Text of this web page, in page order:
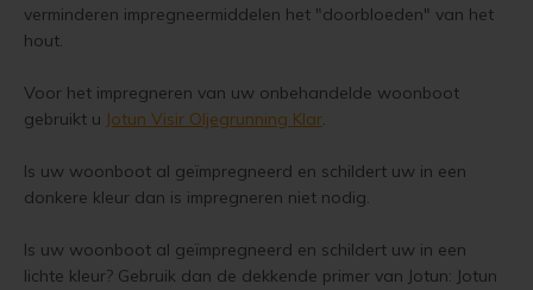
Grenen beitsen
Lariks Hout Behandelen
Lariks hout beitsen
Betonvloer met Oxan Olie opnieuw behandelen
Houten vloer wit verven
Trap wit verven
Houten vloer grijs verven
verminderen impregneermiddelen het "doorbloeden" van het
hout.
Voor het impregneren van uw onbehandelde woonboot
gebruikt u Jotun Visir Oljegrunning Klar.
Is uw woonboot al geïmpregneerd en schildert uw in een
donkere kleur dan is impregneren niet nodig.
Is uw woonboot al geïmpregneerd en schildert uw in een
lichte kleur? Gebruik dan de dekkende primer van Jotun: Jotun